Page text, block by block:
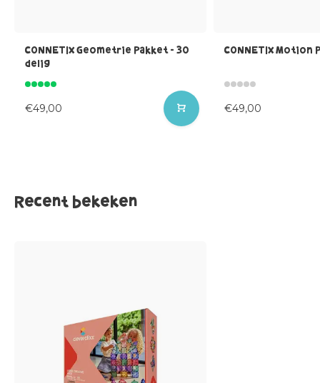
CONNETIX Geometrie Pakket - 30
delig
€49,00
CONNETIX Motion
€49,00
Recent bekeken